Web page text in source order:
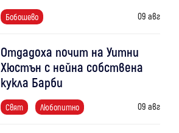
Бобошево 09 авг
Отдадоха почит на Уитни
Хюстън с нейна собствена
кукла Барби
Свят Любопитно 09 авг